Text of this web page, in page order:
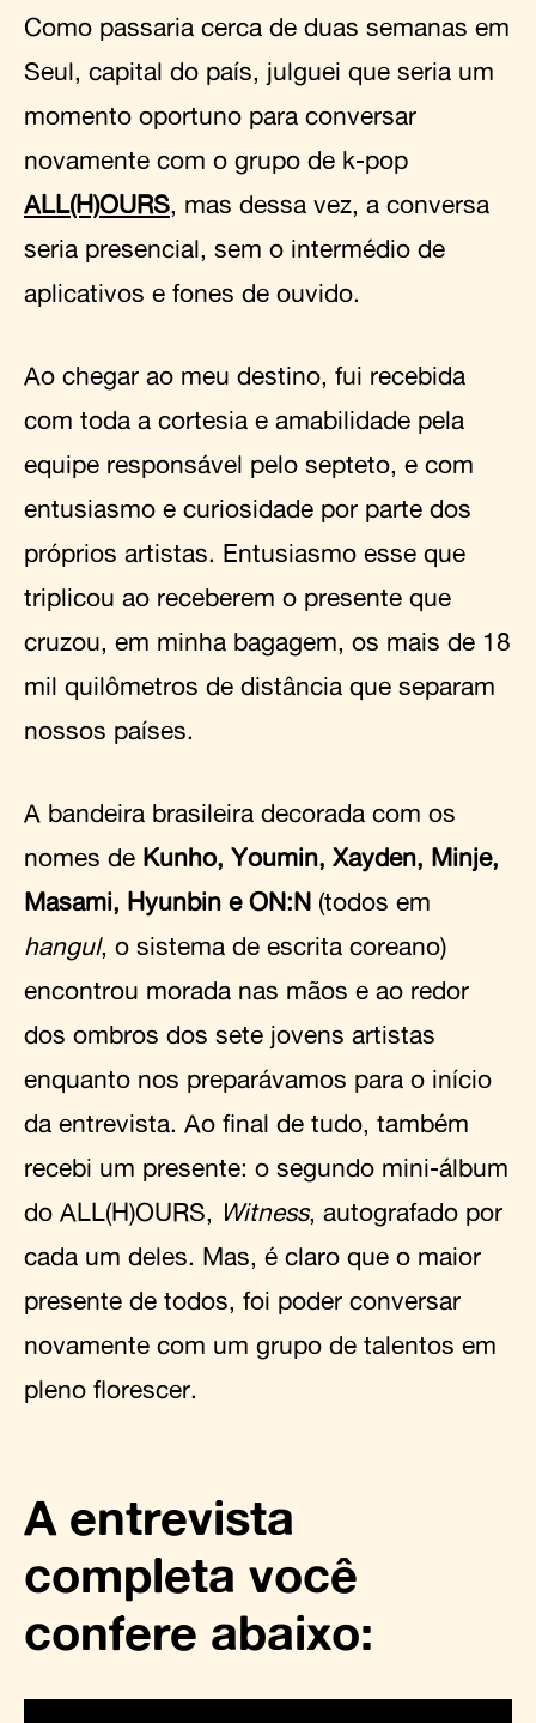
Como passaria cerca de duas semanas em
Seul, capital do país, julguei que seria um
momento oportuno para conversar
novamente com o grupo de k-pop
ALL(H)OURS, mas dessa vez, a conversa
seria presencial, sem o intermédio de
aplicativos e fones de ouvido.
Ao chegar ao meu destino, fui recebida
com toda a cortesia e amabilidade pela
equipe responsável pelo septeto, e com
entusiasmo e curiosidade por parte dos
próprios artistas. Entusiasmo esse que
triplicou ao receberem o presente que
cruzou, em minha bagagem, os mais de 18
mil quilômetros de distância que separam
nossos países.
A bandeira brasileira decorada com os
nomes de Kunho, Youmin, Xayden, Minje,
Masami, Hyunbin e ON:N (todos em
hangul, o sistema de escrita coreano)
encontrou morada nas mãos e ao redor
dos ombros dos sete jovens artistas
enquanto nos preparávamos para o início
da entrevista. Ao final de tudo, também
recebi um presente: o segundo mini-álbum
do ALL(H)OURS, Witness, autografado por
cada um deles. Mas, é claro que o maior
presente de todos, foi poder conversar
novamente com um grupo de talentos em
pleno florescer.
A entrevista
completa você
confere abaixo: